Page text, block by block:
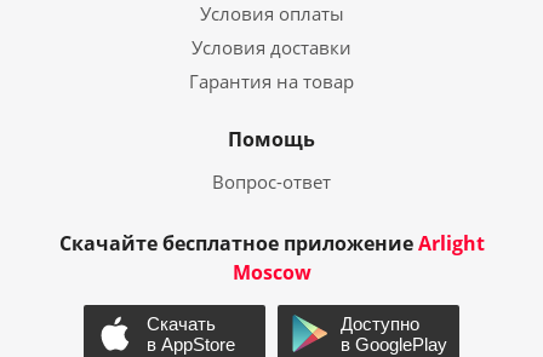
Условия оплаты
Условия доставки
Гарантия на товар
Помощь
Вопрос-ответ
Скачайте бесплатное приложениеArlight
Moscow